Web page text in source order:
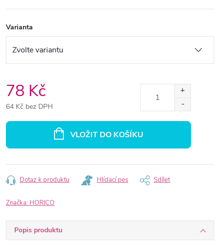
Varianta
78 Kč
64 Kč bez DPH
VLOŽIT DO KOŠÍKU
Dotaz k produktu Hlídací pes Sdílet
Značka: HORICO
Popis produktu